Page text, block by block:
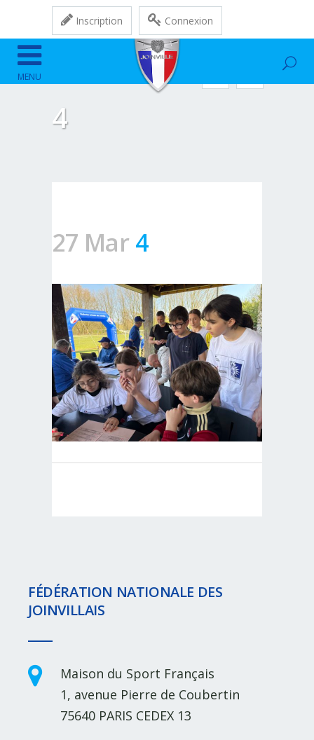
Inscription Connexion
4
27 Mar 4
FÉDÉRATION NATIONALE DES
JOINVILLAIS
Maison du Sport Français
1, avenue Pierre de Coubertin
75640 PARIS CEDEX 13